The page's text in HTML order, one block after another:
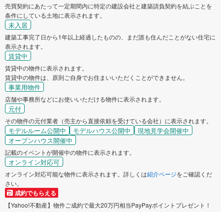
売買契約にあたって一定期間内に特定の建設会社と建築請負契約を結ぶことを
条件にしている土地に表示されます。
未入居
建築工事完了日から1年以上経過したものの、まだ誰も住んだことがない住宅に
表示されます。
賃貸中
賃貸中の物件に表示されます。
賃貸中の物件は、原則ご自身でお住まいいただくことができません。
事業用物件
店舗や事務所などにお使いいただける物件に表示されます。
元付
その物件の元付業者（売主から直接依頼を受けている会社）に表示されます。
モデルルーム公開中 モデルハウス公開中
現地見学会開催中
オープンハウス開催中
記載のイベントが開催中の物件に表示されます。
オンライン対応可
オンライン対応可能な物件に表示されます。詳しくは紹介ページをご確認くだ
さい。
成約でもらえる
【Yahoo!不動産】物件ご成約で最大20万円相当PayPayポイントプレゼント！